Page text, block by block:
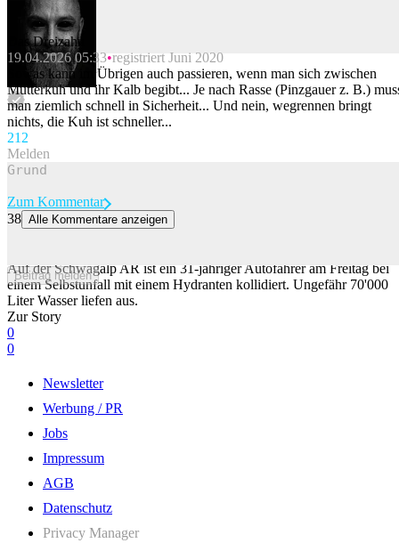
Beitrag melden
Das Dreizahn
19.04.2026 05:33 registriert Juni 2020
Sowas kann im Übrigen auch passieren, wenn man sich zwischen
Mutterkuh und ihr Kalb begibt... Je nach Rasse (Pinzgauer z. B.)
man ziemlich schnell in Sicherheit... Und nein, wegrennen bringt
nichts, die Kuh ist schneller...
21 2
Melden
Beitrag melden
Zum Kommentar
38 Alle Kommentare anzeigen
Auf der Schwägalp AR ist ein 31-jähriger Autofahrer am Freitag bei
einem Selbstunfall mit einem Hydranten kollidiert. Ungefähr 70'000
Liter Wasser liefen aus.
Zur Story
0
0
Newsletter
Werbung / PR
Jobs
Impressum
AGB
Datenschutz
Privacy Manager